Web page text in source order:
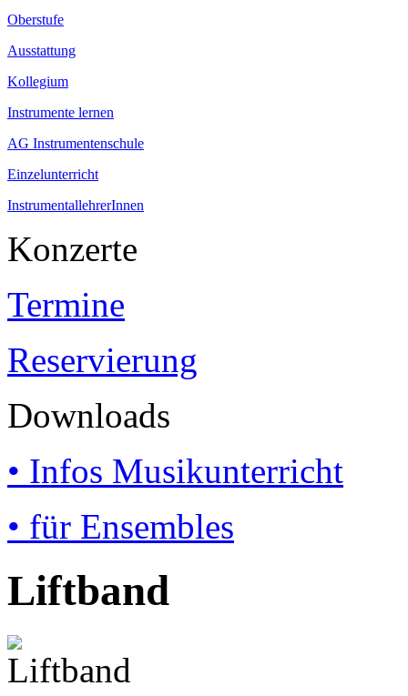
Oberstufe
Ausstattung
Kollegium
Instrumente lernen
AG Instrumentenschule
Einzelunterricht
InstrumentallehrerInnen
Konzerte
Termine
Reservierung
Downloads
• Infos Musikunterricht
• für Ensembles
Liftband